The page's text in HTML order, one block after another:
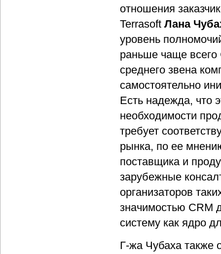
отношения
Terrasoft Лана
уровень
раньше чаще всего
среднего звена
самостоятельно
Есть надежда, что
необходимости
требует
рынка, по ее
поставщика и
зарубежные
организаторов
значимостью CRM
систему как ядро
Г-жа Чубаха также